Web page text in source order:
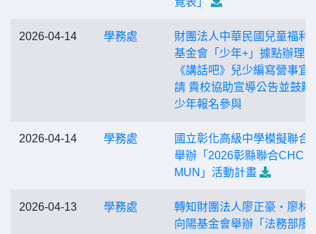
2026-04-14 學務處
財團法人中華民國兒童福利
基金會「少年+」據點辦理
《講話吧》兒少編寫營事宜
請 貴校協助宣導公告並鼓勵
少年報名參與
2026-04-14 學務處
國立彰化高級中學模擬聯合
舉辦「2026彰縣聯合CHC
MUN」活動計畫
2026-04-13 學務處
轉知財團法人廖正豪‧廖林
向陽基金會舉辦「法務部廖